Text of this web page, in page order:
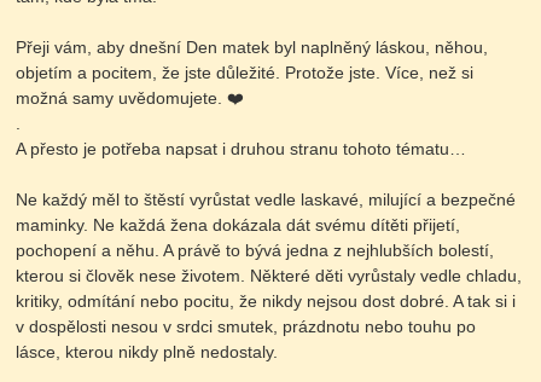
Přeji vám, aby dnešní Den matek byl naplněný láskou, něhou,
objetím a pocitem, že jste důležité. Protože jste. Více, než si
možná samy uvědomujete. ❤️
.
A přesto je potřeba napsat i druhou stranu tohoto tématu…
Ne každý měl to štěstí vyrůstat vedle laskavé, milující a bezpečné
maminky. Ne každá žena dokázala dát svému dítěti přijetí,
pochopení a něhu. A právě to bývá jedna z nejhlubších bolestí,
kterou si člověk nese životem. Některé děti vyrůstaly vedle chladu,
kritiky, odmítání nebo pocitu, že nikdy nejsou dost dobré. A tak si i
v dospělosti nesou v srdci smutek, prázdnotu nebo touhu po
lásce, kterou nikdy plně nedostaly.